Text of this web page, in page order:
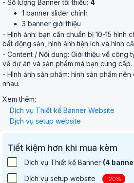
- Số lượng Banner tối thiểu: 4
1 banner slider chính
3 banner giới thiệu
- Hình ảnh: bạn cần chuẩn bị 10-15 hình
bất động sản, hình ảnh tiện ích và hình
- Content / Nội dung: Giới thiệu về công
về dự án và sản phẩm mà bạn cung cấp.
- Hình ảnh sản phẩm: hình sản phẩm nên
nhau.
Xem thêm:
Dịch vụ Thiết kế Banner Website
Dịch vụ setup website
Tiết kiệm hơn khi mua kèm
Dịch vụ Thiết kế Banner (4
Dịch vụ setup website -20%